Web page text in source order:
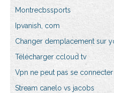
Montrecbssports
Ipvanish, com
Changer demplacement sur
Télécharger ccloud tv
Vpn ne peut pas se connecter
Stream canelo vs jacobs